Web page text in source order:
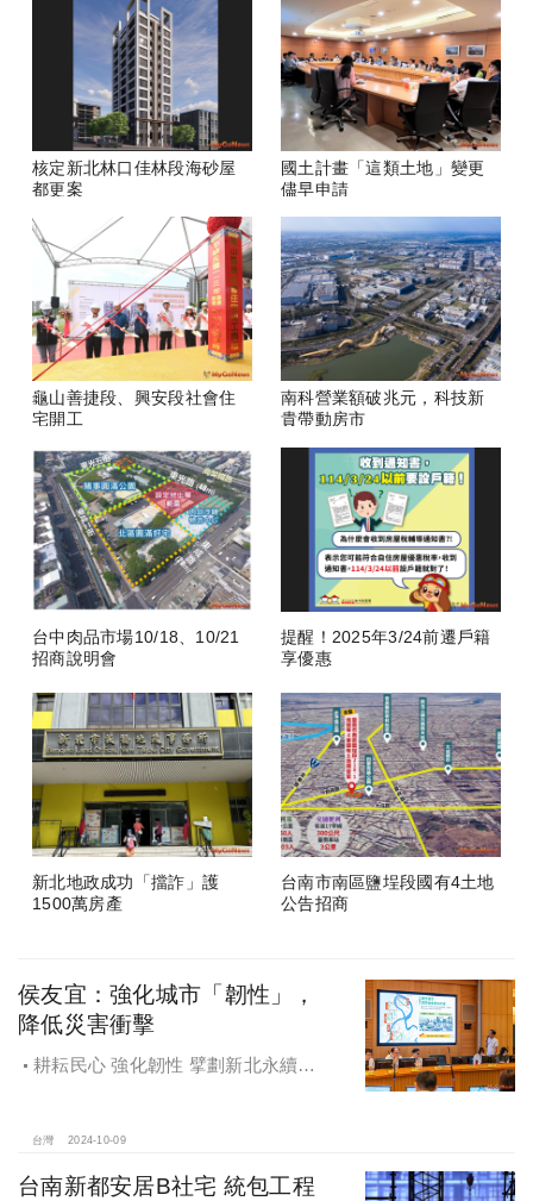
核定新北林口佳林段海砂屋
都更案
國土計畫「這類土地」變更
儘早申請
龜山善捷段、興安段社會住
宅開工
南科營業額破兆元，科技新
貴帶動房市
台中肉品市場10/18、10/21
招商說明會
提醒！2025年3/24前遷戶籍
享優惠
新北地政成功「擋詐」護
1500萬房產
台南市南區鹽埕段國有4土地
公告招商
侯友宜：強化城市「韌性」，
降低災害衝擊
耕耘民心 強化韌性 擘劃新北永續宜
台灣 2024-10-09
台南新都安居B社宅 統包工程